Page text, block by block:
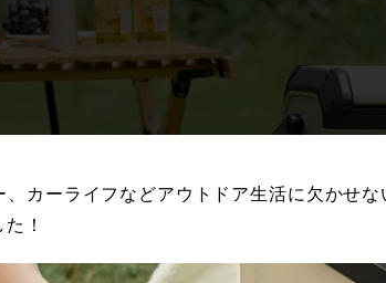
、カーライフなどアウトドア生活に欠かせ
！